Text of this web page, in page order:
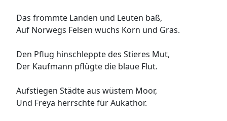
Das frommte Landen und Leuten baß,
Auf Norwegs Felsen wuchs Korn und Gras.
Den Pflug hinschleppte des Stieres Mut,
Der Kaufmann pflügte die blaue Flut.
Aufstiegen Städte aus wüstem Moor,
Und Freya herrschte für Aukathor.